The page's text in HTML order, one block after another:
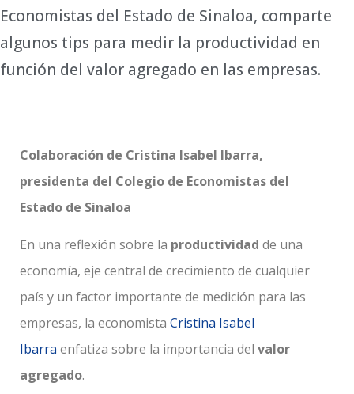
Economistas del Estado de Sinaloa, comparte
algunos tips para medir la productividad en
función del valor agregado en las empresas.
Colaboración de Cristina Isabel Ibarra,
presidenta del Colegio de Economistas del
Estado de Sinaloa
En una reflexión sobre la productividad de una
economía, eje central de crecimiento de cualquier
país y un factor importante de medición para las
empresas, la economista Cristina Isabel
Ibarra enfatiza sobre la importancia del valor
agregado.